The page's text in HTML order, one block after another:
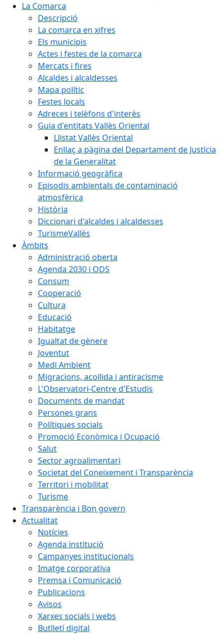
La Comarca
Descripció
La comarca en xifres
Els municipis
Actes i festes de la comarca
Mercats i fires
Alcaldes i alcaldesses
Mapa polític
Festes locals
Adreces i telèfons d'interès
Guia d'entitats Vallès Oriental
Llistat Vallès Oriental
Enllaç a pàgina del Departament de Justícia
de la Generalitat
Informació geogràfica
Episodis ambientals de contaminació
atmosfèrica
Història
Diccionari d'alcaldes i alcaldesses
TurismeVallès
Àmbits
Administració oberta
Agenda 2030 i ODS
Consum
Cooperació
Cultura
Educació
Habitatge
Igualtat de gènere
Joventut
Medi Ambient
Migracions, acollida i antiracisme
L'Observatori-Centre d'Estudis
Documents de mandat
Persones grans
Polítiques socials
Promoció Econòmica i Ocupació
Salut
Sector agroalimentari
Societat del Coneixement i Transparència
Territori i mobilitat
Turisme
Transparència i Bon govern
Actualitat
Notícies
Agenda institució
Campanyes institucionals
Imatge corporativa
Premsa i Comunicació
Publicacions
Avisos
Xarxes socials i webs
Butlletí digital